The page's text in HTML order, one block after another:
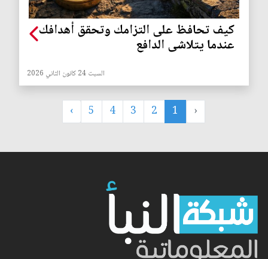
كيف تحافظ على التزامك وتحقق أهدافك
عندما يتلاشى الدافع
السبت 24 كانون الثاني 2026
‹
1
2
3
4
5
›